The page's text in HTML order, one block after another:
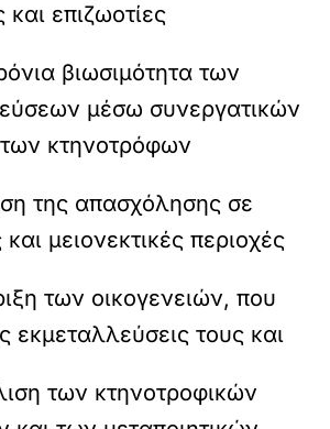
και επιζωοτίες
βιωσιμότητα των
μέσω συνεργατικών
κτηνοτρόφων
της απασχόλησης σε
και μειονεκτικές περιοχές
των οικογενειών, που
εκμεταλλεύσεις τους και
των κτηνοτροφικών